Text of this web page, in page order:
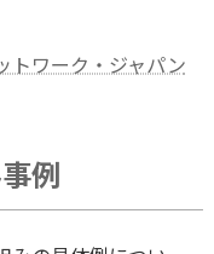
トワーク・ジャパン
例